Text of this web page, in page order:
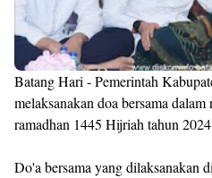
Batang Hari - Pemerintah
melaksanakan doa bersama
ramadhan 1445 Hijriah tahun 2024
Do'a bersama yang dilaksanakan